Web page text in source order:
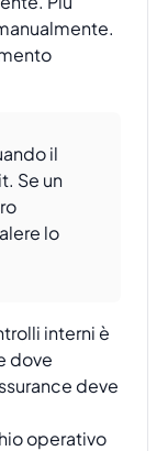
il
Se un
lo
interni è
dove
deve
operativo